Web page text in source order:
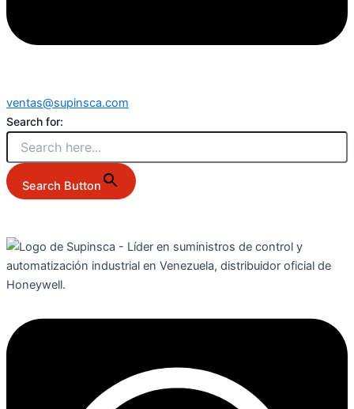
ventas@supinsca.com
Search for:
Search Button